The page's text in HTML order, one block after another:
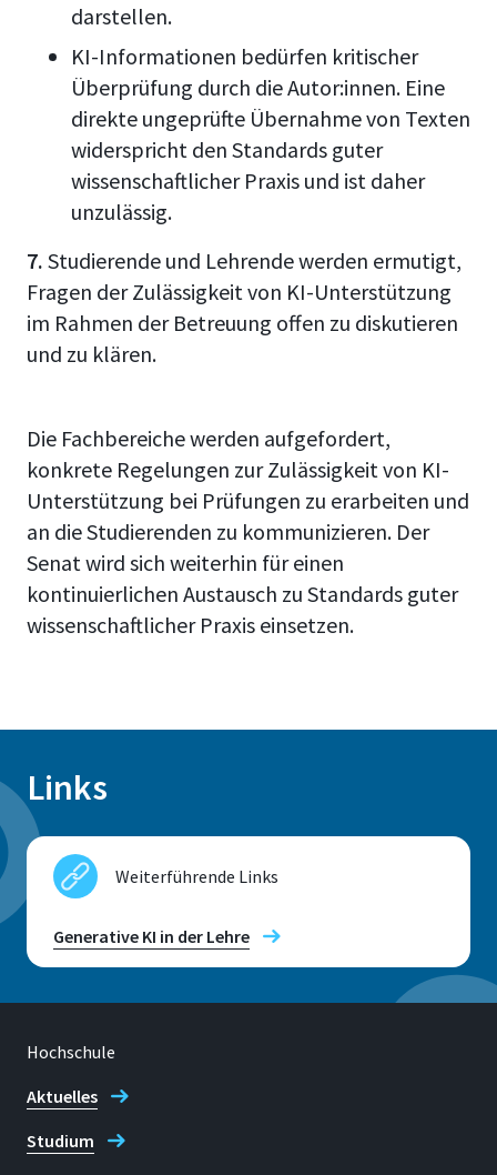
darstellen.
KI-Informationen bedürfen kritischer
Überprüfung durch die Autor:innen. Eine
direkte ungeprüfte Übernahme von Texten
widerspricht den Standards guter
wissenschaftlicher Praxis und ist daher
unzulässig.
7. Studierende und Lehrende werden ermutigt,
Fragen der Zulässigkeit von KI-Unterstützung
im Rahmen der Betreuung offen zu diskutieren
und zu klären.
Die Fachbereiche werden aufgefordert,
konkrete Regelungen zur Zulässigkeit von KI-
Unterstützung bei Prüfungen zu erarbeiten und
an die Studierenden zu kommunizieren. Der
Senat wird sich weiterhin für einen
kontinuierlichen Austausch zu Standards guter
wissenschaftlicher Praxis einsetzen.
Links
Weiterführende Links
Generative KI in der Lehre
Hochschule
Aktuelles
Studium